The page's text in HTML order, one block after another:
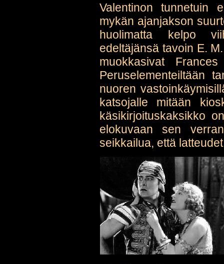
Valentinon tunnetuin
mykän ajanjakson
huolimatta kelpo
edeltäjänsä tavoin E.
muokkasivat
Peruselementeiltään
nuoren
katsojalle mitään
käsikirjoituskaksikko
elokuvaan sen
seikkailua, että